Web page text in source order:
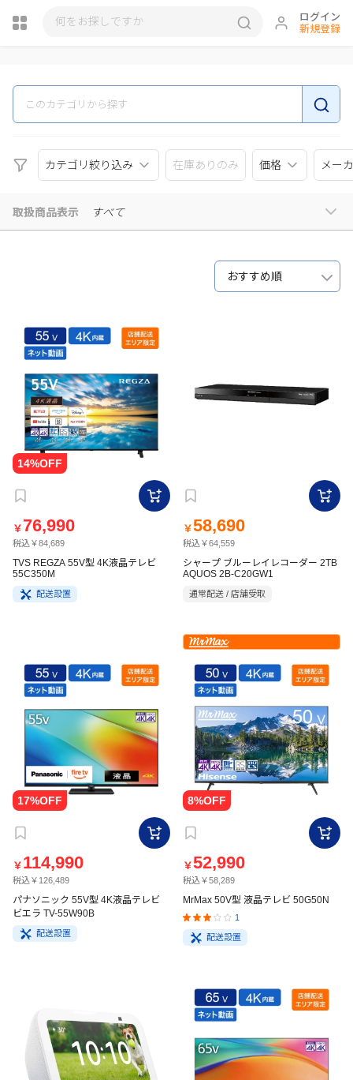
ログイン
新規登録
瓶詰
カテゴリ絞り込み 在庫ありのみ 価格 メー
取扱商品表示 すべて
おすすめ順
￥ 76,990
税込￥84,689
TVS REGZA 55V型 4K液晶テレビ
55C350M
配送設置
￥58,690
税込￥64,559
シャープ ブルーレイレコーダー 2TB
AQUOS 2B-C20GW1
通常配送 / 店舗受取
￥ 114,990
税込￥126,489
パナソニック 55V型 4K液晶テレビ
ビエラ TV-55W90B
配送設置
￥52,990
税込￥58,289
MrMax 50V型 液晶テレビ 50G50N
1
配送設置